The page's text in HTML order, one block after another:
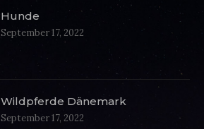
Hunde
September 17, 2022
Wildpferde Dänemark
September 17, 2022